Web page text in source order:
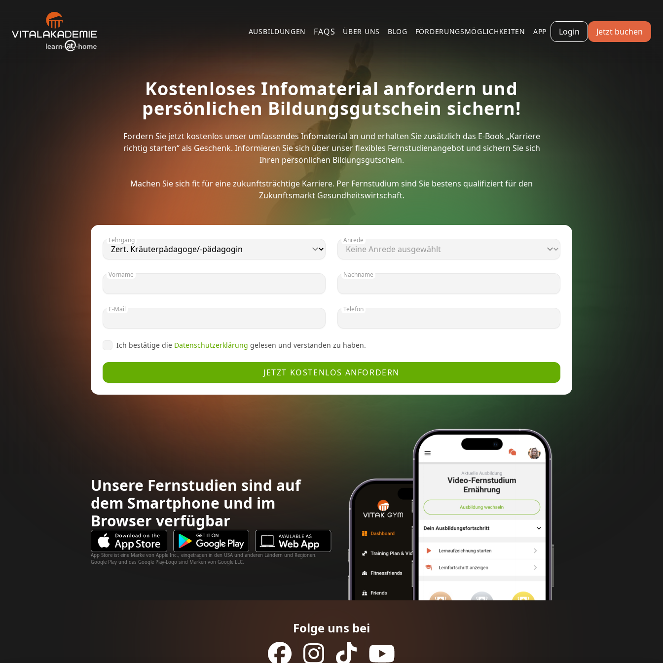
AUSBILDUNGEN FAQS ÜBER UNS BLOG FÖRDERUNGSMÖGLICHKEITEN APP Login Jetzt buchen
Kostenloses Infomaterial anfordern und
persönlichen Bildungsgutschein sichern!
Fordern Sie jetzt kostenlos unser umfassendes Infomaterial an und erhalten Sie zusätzlich das E-Book „Karriere
richtig starten“ als Geschenk. Informieren Sie sich über unser flexibles Fernstudienangebot und sichern Sie sich
Ihren persönlichen Bildungsgutschein.
Machen Sie sich fit für eine zukunftsträchtige Karriere. Per Fernstudium sind Sie bestens qualifiziert für den
Zukunftsmarkt Gesundheitswirtschaft.
Lehrgang Anrede
Vorname Nachname
E-Mail Telefon
Ich bestätige die Datenschutzerklärung gelesen und verstanden zu haben.
JETZT KOSTENLOS ANFORDERN
Unsere Fernstudien sind auf
dem Smartphone und im
Browser verfügbar
App Store ist eine Marke von Apple Inc., eingetragen in den USA und anderen Ländern und Regionen.
Google Play und das Google Play-Logo sind Marken von Google LLC.
Folge uns bei